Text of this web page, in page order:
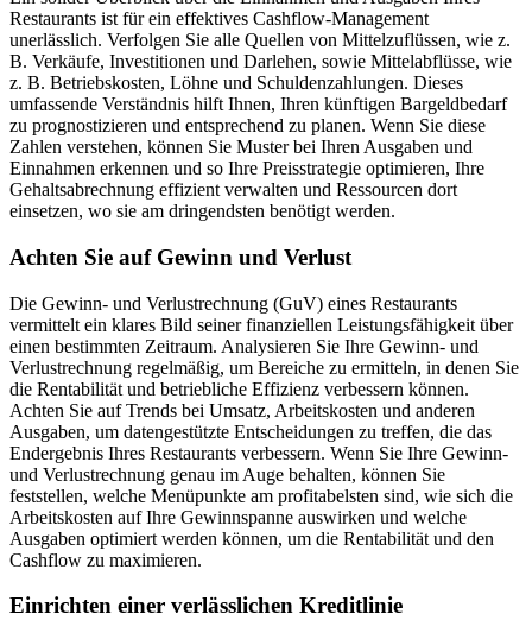
Restaurants ist für ein effektives Cashflow-Management
unerlässlich. Verfolgen Sie alle Quellen von Mittelzuflüssen, wie z.
B. Verkäufe, Investitionen und Darlehen, sowie Mittelabflüsse, wie
z. B. Betriebskosten, Löhne und Schuldenzahlungen. Dieses
umfassende Verständnis hilft Ihnen, Ihren künftigen Bargeldbedarf
zu prognostizieren und entsprechend zu planen. Wenn Sie diese
Zahlen verstehen, können Sie Muster bei Ihren Ausgaben und
Einnahmen erkennen und so Ihre Preisstrategie optimieren, Ihre
Gehaltsabrechnung effizient verwalten und Ressourcen dort
einsetzen, wo sie am dringendsten benötigt werden.
Achten Sie auf Gewinn und Verlust
Die Gewinn- und Verlustrechnung (GuV) eines Restaurants
vermittelt ein klares Bild seiner finanziellen Leistungsfähigkeit über
einen bestimmten Zeitraum. Analysieren Sie Ihre Gewinn- und
Verlustrechnung regelmäßig, um Bereiche zu ermitteln, in denen Sie
die Rentabilität und betriebliche Effizienz verbessern können.
Achten Sie auf Trends bei Umsatz, Arbeitskosten und anderen
Ausgaben, um datengestützte Entscheidungen zu treffen, die das
Endergebnis Ihres Restaurants verbessern. Wenn Sie Ihre Gewinn-
und Verlustrechnung genau im Auge behalten, können Sie
feststellen, welche Menüpunkte am profitabelsten sind, wie sich die
Arbeitskosten auf Ihre Gewinnspanne auswirken und welche
Ausgaben optimiert werden können, um die Rentabilität und den
Cashflow zu maximieren.
Einrichten einer verlässlichen Kreditlinie